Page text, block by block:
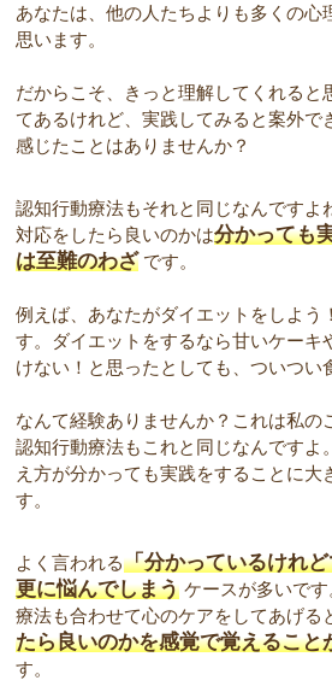
あなたは、他の人たちよりも多くの心
思います。
だからこそ、きっと理解してくれると
てあるけれど、実践してみると案外で
感じたことはありませんか？
認知行動療法もそれと同じなんですよ
対応をしたら良いのかは分かっても
は至難のわざ です。
例えば、あなたがダイエットをしよう
す。ダイエットをするなら甘いケーキ
けない！と思ったとしても、ついつい
なんて経験ありませんか？これは私の
認知行動療法もこれと同じなんですよ
え方が分かっても実践をすることに大
す。
よく言われる「分かっているけれ
更に悩んでしまう ケースが多いで
療法も合わせて心のケアをしてあげる
たら良いのかを感覚で覚えること
す。